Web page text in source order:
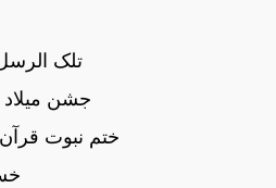
تلک
جشن میلاد
ختم نبوت